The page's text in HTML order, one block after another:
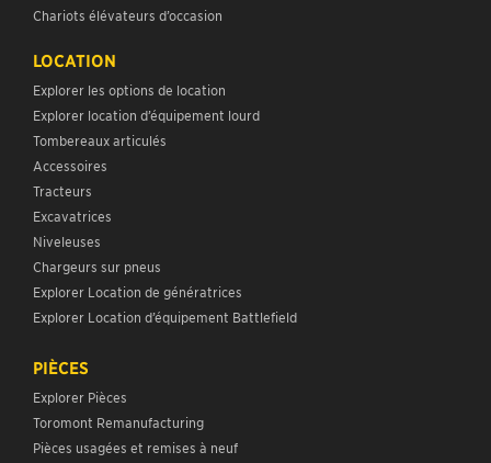
Chariots élévateurs d’occasion
LOCATION
Explorer les options de location
Explorer location d’équipement lourd
Tombereaux articulés
Accessoires
Tracteurs
Excavatrices
Niveleuses
Chargeurs sur pneus
Explorer Location de génératrices
Explorer Location d’équipement Battlefield
PIÈCES
Explorer Pièces
Toromont Remanufacturing
Pièces usagées et remises à neuf